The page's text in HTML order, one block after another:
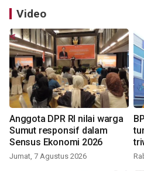
Video
Anggota DPR RI nilai warga
Sumut responsif dalam
Sensus Ekonomi 2026
Jumat, 7 Agustus 2026